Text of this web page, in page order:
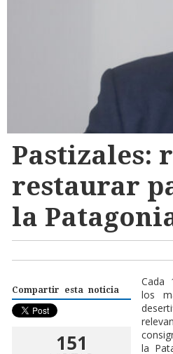
Pastizales:
restaurar
la
Compartir esta noticia
151
Cada
los
la